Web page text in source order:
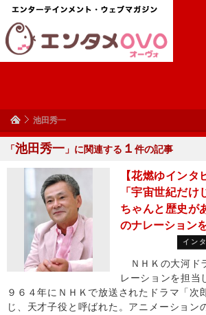
池田秀一
「池田秀一 」に関連する １ 件の記事
【花燃ゆイン
「宇宙世紀だけ
ちゃんと歴史
のナレーション
イン
ＮＨＫの大河ド
レーションを担当
９６４年にＮＨＫで放送されたドラマ「次
じ、天才子役と呼ばれた。アニメーション